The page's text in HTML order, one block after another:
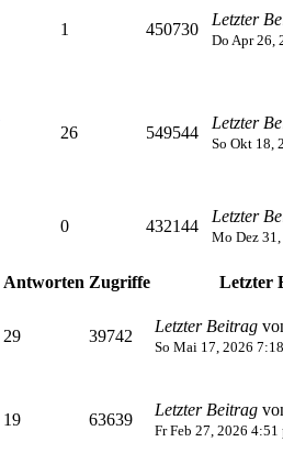
1 450730
Letzter
Do Apr 26,
26 549544
Letzter
So Okt 18,
0 432144
Letzter
Mo Dez
Antworten Zugriffe
Letzter
29 39742
Letzter Beitrag
So Mai 17, 2026
19 63639
Letzter Beitrag
Fr Feb 27, 2026 4:51